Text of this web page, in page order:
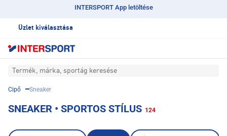
INTERSPORT App letöltése
Üzlet kiválasztása
Termék, márka, sportág keresése
Cipő Sneaker
SNEAKER • SPORTOS STÍLUS 124